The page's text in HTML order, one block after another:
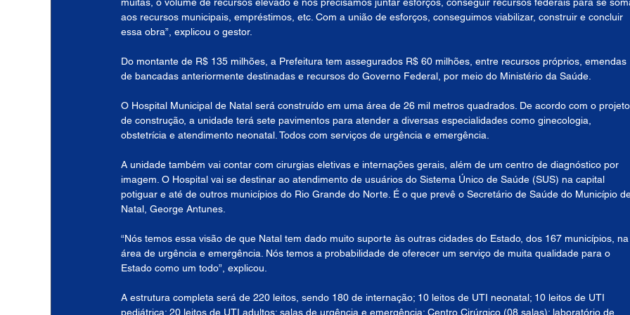
aos recursos municipais, empréstimos, etc. Com a união de esforços, conseguimos viabilizar, construir e concluir
essa obra”, explicou o gestor.
Do montante de R$ 135 milhões, a Prefeitura tem assegurados R$ 60 milhões, entre recursos próprios, emendas
de bancadas anteriormente destinadas e recursos do Governo Federal, por meio do Ministério da Saúde.
O Hospital Municipal de Natal será construído em uma área de 26 mil metros quadrados. De acordo com o projeto
de construção, a unidade terá sete pavimentos para atender a diversas especialidades como ginecologia,
obstetrícia e atendimento neonatal. Todos com serviços de urgência e emergência.
A unidade também vai contar com cirurgias eletivas e internações gerais, além de um centro de diagnóstico por
imagem. O Hospital vai se destinar ao atendimento de usuários do Sistema Único de Saúde (SUS) na capital
potiguar e até de outros municípios do Rio Grande do Norte. É o que prevê o Secretário de Saúde do Município
Natal, George Antunes.
“Nós temos essa visão de que Natal tem dado muito suporte às outras cidades do Estado, dos 167 municípios, na
área de urgência e emergência. Nós temos a probabilidade de oferecer um serviço de muita qualidade para o
Estado como um todo”, explicou.
A estrutura completa será de 220 leitos, sendo 180 de internação; 10 leitos de UTI neonatal; 10 leitos de UTI
pediátrica; 20 leitos de UTI adultos; salas de urgência e emergência; Centro Cirúrgico (08 salas); laboratório de